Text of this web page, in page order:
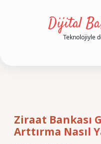
Dijital
Teknolojiyle
Ziraat Bankası
Arttırma Nasıl